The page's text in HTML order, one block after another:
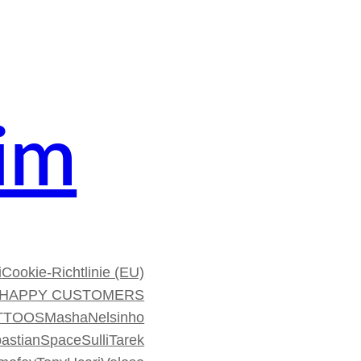
Cookie-Richtlinie (EU)
HAPPY CUSTOMERS
MashaNelsinho
SpaceSulliTarek